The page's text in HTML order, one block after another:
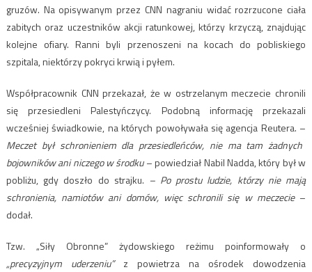
gruzów. Na opisywanym przez CNN nagraniu widać rozrzucone ciała
zabitych oraz uczestników akcji ratunkowej, którzy krzyczą, znajdując
kolejne ofiary. Ranni byli przenoszeni na kocach do pobliskiego
szpitala, niektórzy pokryci krwią i pyłem.
Współpracownik CNN przekazał, że w ostrzelanym meczecie chronili
się przesiedleni Palestyńczycy. Podobną informację przekazali
wcześniej świadkowie, na których powoływała się agencja Reutera. –
Meczet był schronieniem dla przesiedleńców, nie ma tam żadnych
bojowników ani niczego w środku– powiedział Nabil Nadda, który był w
pobliżu, gdy doszło do strajku. – Po prostu ludzie, którzy nie mają
schronienia, namiotów ani domów, więc schronili się w meczecie–
dodał.
Tzw. „Siły Obronne” żydowskiego reżimu poinformowały o
„precyzyjnym uderzeniu”z powietrza na ośrodek dowodzenia